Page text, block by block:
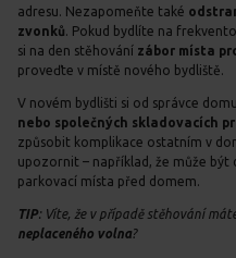
adresu. Nezapomeňte také
zvonků. Pokud bydlíte na
si na den stěhování zábor místa
proveďte v místě nového bydliště.
V novém bydlišti si od správce
nebo společných skladovacích
způsobit komplikace ostatním v
upozornit – například, že může být
parkovací místa před domem.
TIP: Víte, že v případě stěhování
neplaceného volna?